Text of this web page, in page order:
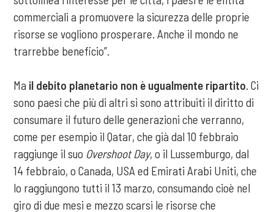
commerciali a promuovere la sicurezza delle proprie
risorse se vogliono prosperare. Anche il mondo ne
trarrebbe beneficio”.
Ma il debito planetario non è ugualmente ripartito. Ci
sono paesi che più di altri si sono attribuiti il diritto di
consumare il futuro delle generazioni che verranno,
come per esempio il Qatar, che già dal 10 febbraio
raggiunge il suo Overshoot Day, o il Lussemburgo, dal
14 febbraio, o Canada, USA ed Emirati Arabi Uniti, che
lo raggiungono tutti il 13 marzo, consumando cioè nel
giro di due mesi e mezzo scarsi le risorse che